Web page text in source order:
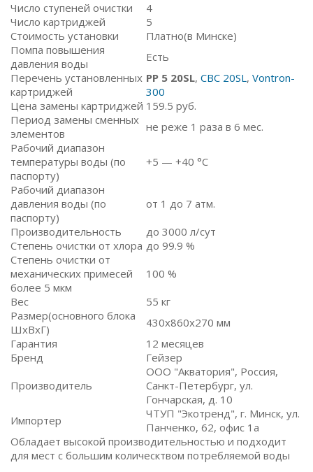
Число ступеней очистки
4
Число картриджей
5
Стоимость установки
Платно(в Минске)
Помпа повышения
давления воды
Есть
Перечень установленных
картриджей
PP 5 20SL, СВС 20SL, Vontron-
300
Цена замены картриджей 159.5 руб.
Период замены сменных
элементов
не реже 1 раза в 6 мес.
Рабочий диапазон
температуры воды (по
паспорту)
+5 — +40 °C
Рабочий диапазон
давления воды (по
паспорту)
от 1 до 7 атм.
Производительность
до 3000 л/сут
Степень очистки от хлора до 99.9 %
Степень очистки от
механических примесей
более 5 мкм
100 %
Вес
55 кг
Размер(основного блока
ШxВxГ)
430x860x270 мм
Гарантия
12 месяцев
Бренд
Гейзер
Производитель
ООО "Акватория", Россия,
Санкт-Петербург, ул.
Гончарская, д. 10
Импортер
ЧТУП "Экотренд", г. Минск, ул.
Панченко, 62, офис 1а
Обладает высокой производительностью и подходит
для мест с большим колическтвом потребляемой воды